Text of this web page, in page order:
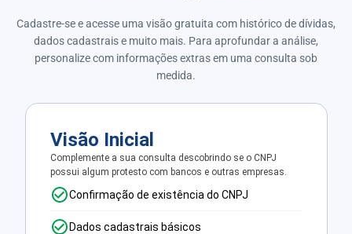
Cadastre-se e acesse uma visão gratuita com histórico de dívidas,
dados cadastrais e muito mais. Para aprofundar a análise,
personalize com informações extras em uma consulta sob
medida.
Visão Inicial
Complemente a sua consulta descobrindo se o CNPJ
possui algum protesto com bancos e outras empresas.
Confirmação de existência do CNPJ
Dados cadastrais básicos